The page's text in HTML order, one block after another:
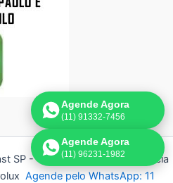
SP - 11 3836-9554 | Assistência
Agende pelo WhatsApp: 11
Agende Agora
(11) 91332-7456
Agende Agora
(11) 96231-1982